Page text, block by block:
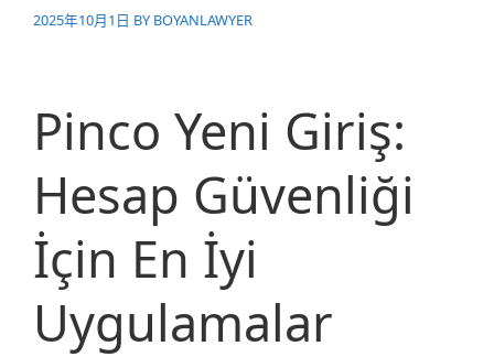
2025年10月1日 BY BOYANLAWYER
Pinco Yeni Giriş:
Hesap Güvenliği
İçin En İyi
Uygulamalar